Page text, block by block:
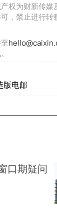
权为财新传媒
，禁止进行转
版电邮
口期疑问